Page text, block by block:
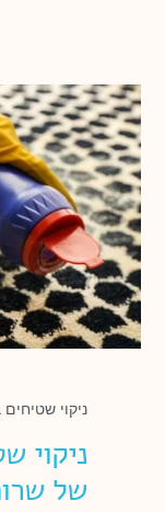
ניקוי שטיחים
ניקוי
של שרות!